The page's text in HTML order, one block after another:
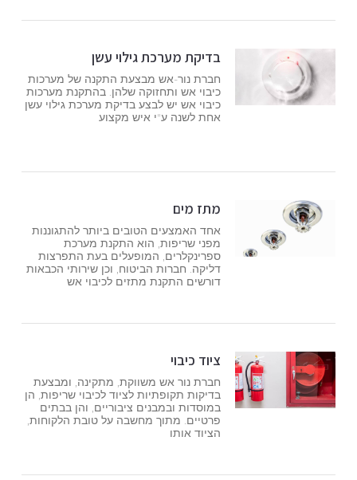
בדיקת מערכת גילוי עשן
חברת נור-אש מבצעת התקנה של מערכות
כיבוי אש ותחזוקה שלהן. בהתקנת מערכות
כיבוי אש יש לבצע בדיקת מערכת גילוי עשן
אחת לשנה ע"י איש מקצוע
מתז מים
אחד האמצעים הטובים ביותר להתגוננות
מפני שריפות, הוא התקנת מערכת
ספרינקלרים, המופעלים בעת התפרצות
דליקה. חברות הביטוח, וכן שירותי הכבאות
דורשים התקנת מתזים לכיבוי אש
ציוד כיבוי
חברת נור אש משווקת, מתקינה, ומבצעת
בדיקות תקופתיות לציוד לכיבוי שריפות, הן
במוסדות ובמבנים ציבוריים, והן בבתים
פרטיים. מתוך מחשבה על טובת הלקוחות,
הציוד אותו